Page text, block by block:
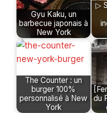
Gyu Kaku, un
barbecue japonais à
New York
▷
The Counter : un
burger 100%
personnalisé à New
York
du